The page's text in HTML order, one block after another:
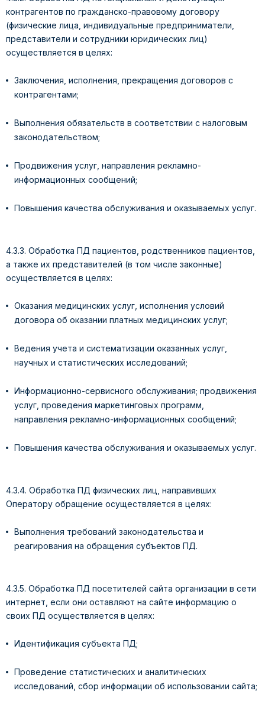
контрагентов по гражданско-правовому договору
(физические лица, индивидуальные предприниматели,
представители и сотрудники юридических лиц)
осуществляется в целях:
Заключения, исполнения, прекращения договоров с
контрагентами;
Выполнения обязательств в соответствии с налоговым
законодательством;
Продвижения услуг, направления рекламно-
информационных сообщений;
Повышения качества обслуживания и оказываемых услуг.
4.3.3. Обработка ПД пациентов, родственников пациентов,
а также их представителей (в том числе законные)
осуществляется в целях:
Оказания медицинских услуг, исполнения условий
договора об оказании платных медицинских услуг;
Ведения учета и систематизации оказанных услуг,
научных и статистических исследований;
Информационно-сервисного обслуживания; продвижения
услуг, проведения маркетинговых программ,
направления рекламно-информационных сообщений;
Повышения качества обслуживания и оказываемых услуг.
4.3.4. Обработка ПД физических лиц, направивших
Оператору обращение осуществляется в целях:
Выполнения требований законодательства и
реагирования на обращения субъектов ПД.
4.3.5. Обработка ПД посетителей сайта организации в сети
интернет, если они оставляют на сайте информацию о
своих ПД осуществляется в целях:
Идентификация субъекта ПД;
Проведение статистических и аналитических
исследований, сбор информации об использовании сайта;